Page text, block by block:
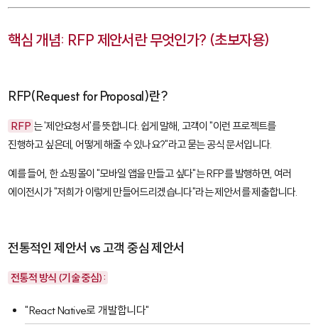
핵심 개념: RFP 제안서란 무엇인가? (초보자용)
RFP(Request for Proposal)란?
RFP 는 '제안요청서'를 뜻합니다. 쉽게 말해, 고객이 "이런 프로젝트를
진행하고 싶은데, 어떻게 해줄 수 있나요?"라고 묻는 공식 문서입니다.
예를 들어, 한 쇼핑몰이 "모바일 앱을 만들고 싶다"는 RFP를 발행하면, 여러
에이전시가 "저희가 이렇게 만들어드리겠습니다"라는 제안서를 제출합니다.
전통적인 제안서 vs 고객 중심 제안서
전통적 방식 (기술 중심):
"React Native로 개발합니다"